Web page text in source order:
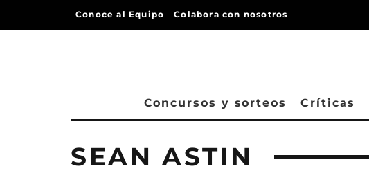
Conoce al Equipo Colabora con nosotros
Concursos y sorteos Críticas
SEAN ASTIN